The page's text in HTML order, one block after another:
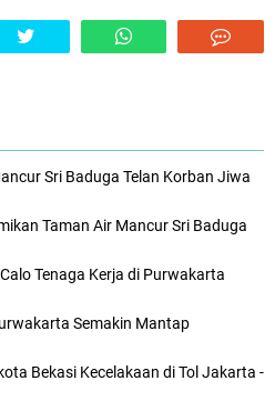
Sri Baduga Telan Korban Jiwa
Taman Air Mancur Sri Baduga
Tenaga Kerja di Purwakarta
Semakin Mantap
Bekasi Kecelakaan di Tol Jakarta -